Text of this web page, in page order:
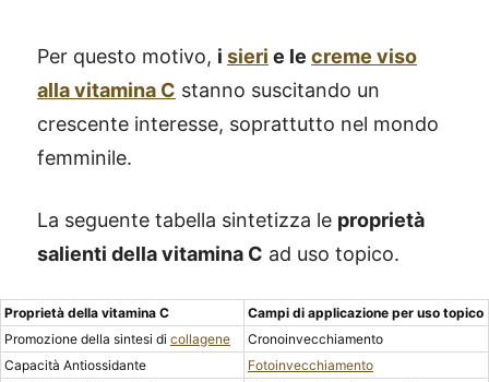
Per questo motivo, i sieri e le creme viso
alla vitamina C stanno suscitando un
crescente interesse, soprattutto nel mondo
femminile.
La seguente tabella sintetizza le proprietà
salienti della vitamina C ad uso topico.
Proprietà della vitamina C
Campi di applicazione per uso topico
Promozione della sintesi di collagene
Cronoinvecchiamento
Capacità Antiossidante
Fotoinvecchiamento